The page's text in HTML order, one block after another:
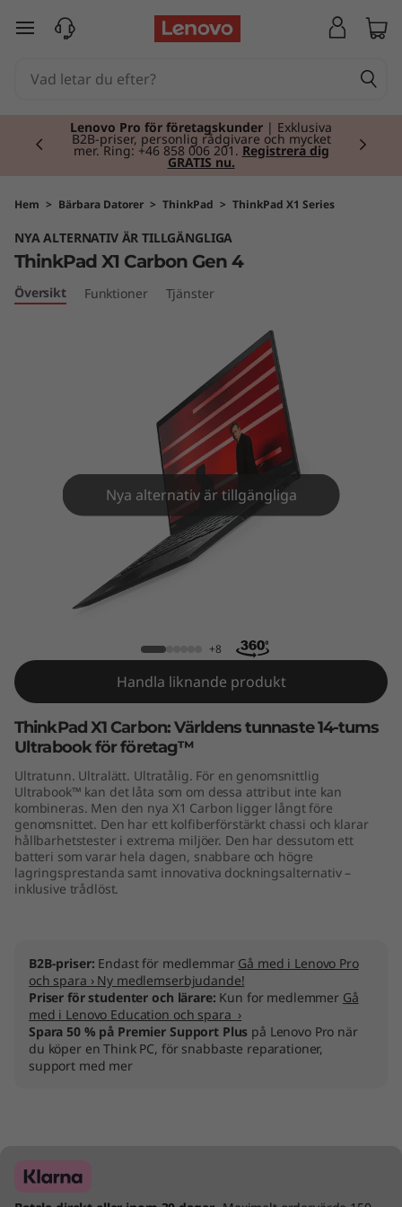
T
P
a
d
e
n
4
hoppa vidare till huvudinnehållet
Lenovo Pro för företagskunder | Exklusiva
B2B-priser, personlig rådgivare och mycket
mer. Ring: +46 858 006 201. Registrera dig
GRATIS nu.
Currently displaying item 2 of 2
Hem > Bärbara Datorer > ThinkPad > ThinkPad X1 Series
NYA ALTERNATIV ÄR TILLGÄNGLIGA
ThinkPad X1 Carbon Gen 4
Översikt Funktioner Tjänster
Nya alternativ är tillgängliga
+8
Handla liknande produkt
ThinkPad X1 Carbon: Världens tunnaste 14-tums
Ultrabook för företag™
Ultratunn. Ultralätt. Ultratålig. För en genomsnittlig
Ultrabook™ kan det låta som om dessa attribut inte kan
kombineras. Men den nya X1 Carbon ligger långt före
genomsnittet. Den har ett kolfiberförstärkt chassi och klarar
hållbarhetstester i extrema miljöer. Den har dessutom ett
batteri som varar hela dagen, snabbare och högre
lagringsprestanda samt innovativa dockningsalternativ –
inklusive trådlöst.
B2B-priser: Endast för medlemmar Gå med i Lenovo Pro
och spara › Ny medlemserbjudande!
Priser för studenter och lärare: Kun for medlemmer Gå
med i Lenovo Education och spara ›
Spara 50 % på Premier Support Plus på Lenovo Pro när
du köper en Think PC, för snabbaste reparationer,
support med mer